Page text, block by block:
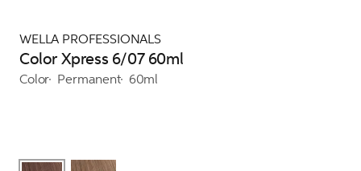
WELLA PROFESSIONALS
Color Xpress 6/07 60ml
Color Permanent 60ml